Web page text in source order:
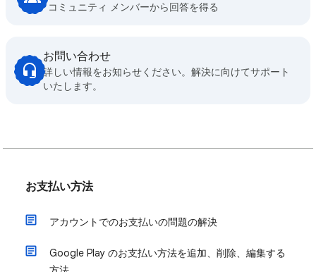
コミュニティ メンバーから回答を得る
お問い合わせ
詳しい情報をお知らせください。解決に向けてサポート
いたします。
お支払い方法
アカウントでのお支払いの問題の解決
Google Play のお支払い方法を追加、削除、編集する